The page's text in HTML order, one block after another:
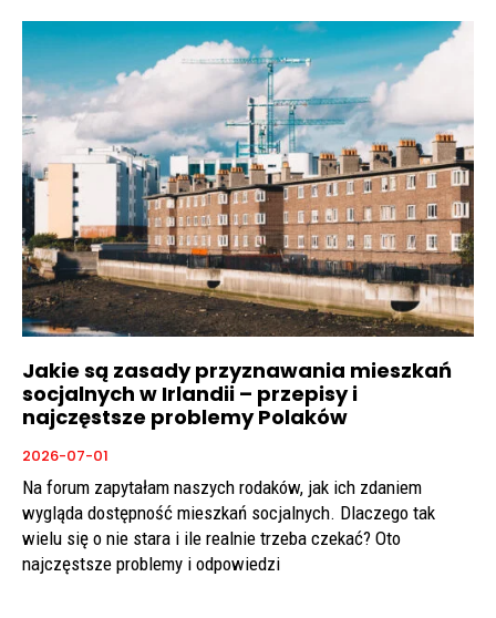
Jakie są zasady przyznawania mieszkań
socjalnych w Irlandii – przepisy i
najczęstsze problemy Polaków
2026-07-01
Na forum zapytałam naszych rodaków, jak ich zdaniem
wygląda dostępność mieszkań socjalnych. Dlaczego tak
wielu się o nie stara i ile realnie trzeba czekać? Oto
najczęstsze problemy i odpowiedzi